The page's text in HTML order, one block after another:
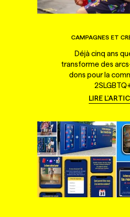
CAMPAGNES ET
Déjà cinq ans
transforme des
dons pour la
LIRE